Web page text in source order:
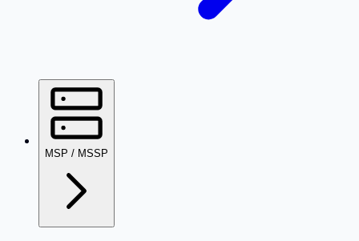
MSP / MSSP